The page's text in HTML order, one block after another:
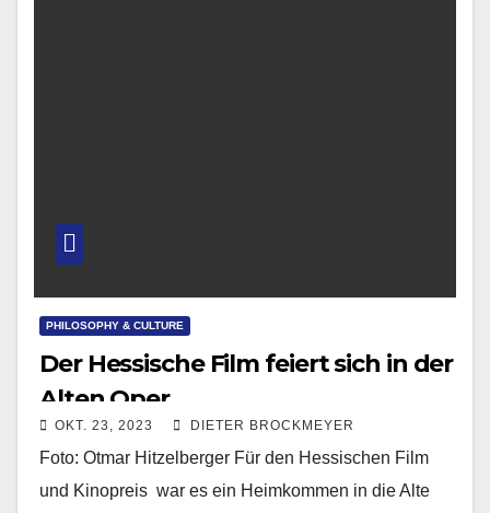
PHILOSOPHY & CULTURE
Der Hessische Film feiert sich in der
Alten Oper
OKT. 23, 2023 DIETER BROCKMEYER
Foto: Otmar Hitzelberger Für den Hessischen Film
und Kinopreis war es ein Heimkommen in die Alte